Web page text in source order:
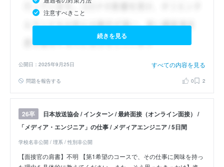
注意すべきこと
続きを見る
公開日：2025年9月25日 すべての内容を見る
問題を報告する 0 2
26卒
日本放送協会 / インターン / 最終面接（オンライン面接） /
「メディア・エンジニア」の仕事 / メディアエンジニア / 5日間
学校名非公開 / 理系 / 性別非公開
【面接官の肩書】不明 【第1希望のコースで、その仕事に興味を持っ